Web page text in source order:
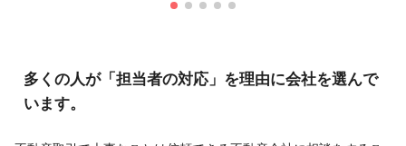
多くの人が「担当者の対応」を理由に会社を選んで
います。